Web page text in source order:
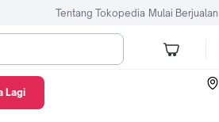
Tentang Tokopedia Mulai Berjualan
Lagi